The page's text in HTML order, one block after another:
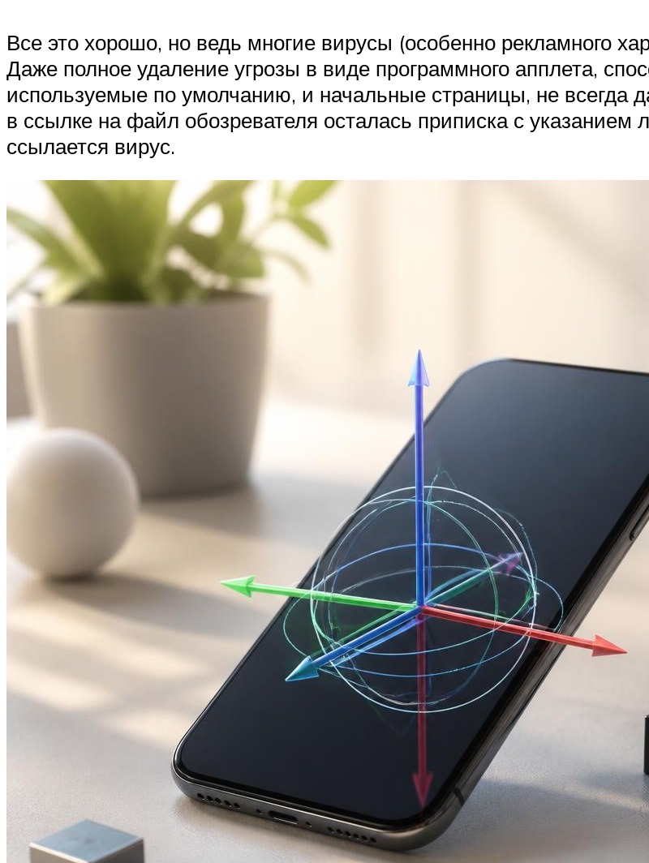
Все это хорошо, но ведь многие вирусы (особенно рекламного
Даже полное удаление угрозы в виде программного апплета,
используемые по умолчанию, и начальные страницы, не всегда
в ссылке на файл обозревателя осталась приписка с указанием
ссылается вирус.